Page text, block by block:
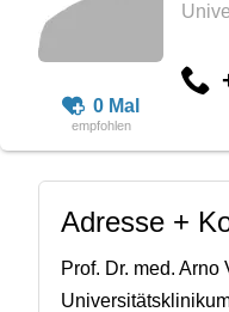
0 Mal
Adresse +
Prof. Dr. med. Arno